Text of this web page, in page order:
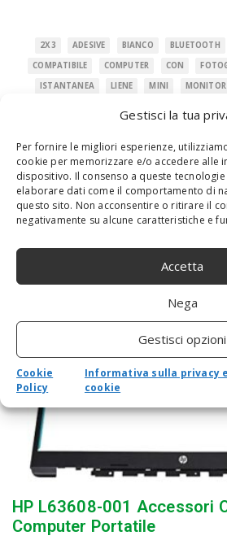
Gestisci la tua
Per fornire le migliori esperienze,
cookie per memorizzare e/o accedere alle
dispositivo. Il consenso a queste
elaborare dati come il comportamento di
questo sito. Non acconsentire o ritirare il
negativamente su alcune caratteristiche e
Accetta
Nega
Gestisci opzioni
Cookie
Policy
Informativa sulla privacy
cookie
2X3 ADESIVE BIANCO BLUETOOTH
COMPATIBILE
COMPUTER CON
ISTANTANEA
LIENE MINI MONITOR
SMARTPHONE
STAMPANTE STAMPANTE
STAMPANTE WIFI
TABLET
HP L63608-001 Accessori
Computer Portatile